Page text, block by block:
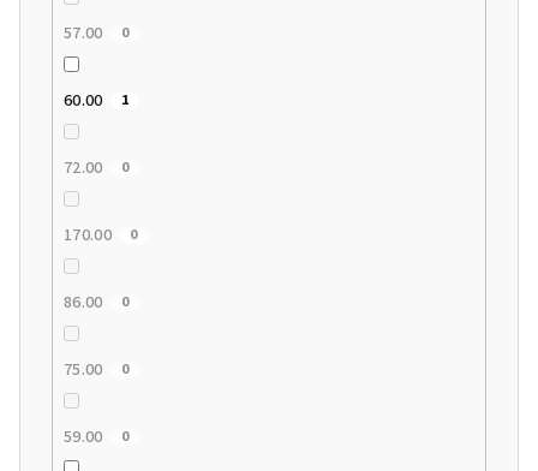
57.00 0
60.00 1
72.00 0
170.00 0
86.00 0
75.00 0
59.00 0